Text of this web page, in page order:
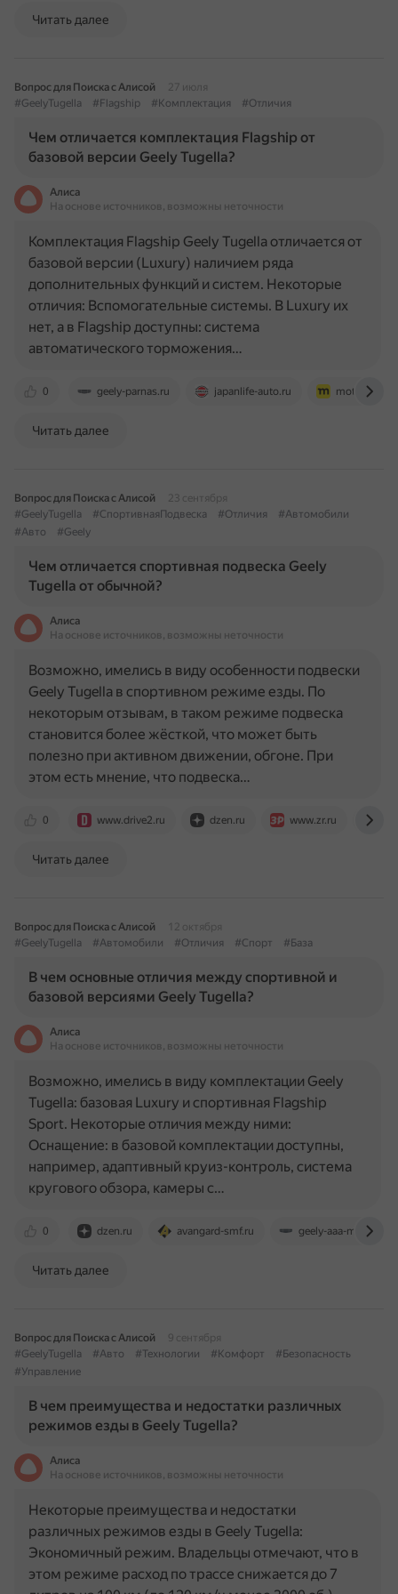
Читать далее
Вопрос для Поиска с Алисой
27 июля
#GeelyTugella
#Flagship #Комплектация #Отличия
Чем отличается комплектация Flagship от
базовой версии Geely Tugella?
Алиса
На основе источников, возможны неточности
0 geely-parnas.ru japanlife-auto.ru motor.ru
Комплектация Flagship Geely Tugella отличается от
базовой версии (Luxury) наличием ряда
дополнительных функций и систем. Некоторые
отличия: Вспомогательные системы. В Luxury их
нет, а в Flagship доступны: система
автоматического торможения…
Читать далее
Вопрос для Поиска с Алисой
23 сентября
#GeelyTugella
#СпортивнаяПодвеска #Отличия
#Автомобили
#Авто
#Geely
Чем отличается спортивная подвеска Geely
Tugella от обычной?
Алиса
На основе источников, возможны неточности
0 www.drive2.ru dzen.ru www.zr.ru
Возможно, имелись в виду особенности подвески
Geely Tugella в спортивном режиме езды. По
некоторым отзывам, в таком режиме подвеска
становится более жёсткой, что может быть
полезно при активном движении, обгоне. При
этом есть мнение, что подвеска…
Читать далее
Вопрос для Поиска с Алисой
12 октября
#GeelyTugella
#Автомобили #Отличия #Спорт #База
В чем основные отличия между спортивной и
базовой версиями Geely Tugella?
Алиса
На основе источников, возможны неточности
0 dzen.ru avangard-smf.ru geely-aaa-motors.ru
Возможно, имелись в виду комплектации Geely
Tugella: базовая Luxury и спортивная Flagship
Sport. Некоторые отличия между ними:
Оснащение: в базовой комплектации доступны,
например, адаптивный круиз-контроль, система
кругового обзора, камеры с…
Читать далее
Вопрос для Поиска с Алисой
9 сентября
#GeelyTugella
#Авто #Технологии #Комфорт
#Безопасность
#Управление
В чем преимущества и недостатки различных
режимов езды в Geely Tugella?
Алиса
На основе источников, возможны неточности
Некоторые преимущества и недостатки
различных режимов езды в Geely Tugella:
Экономичный режим. Владельцы отмечают, что в
этом режиме расход по трассе снижается до 7